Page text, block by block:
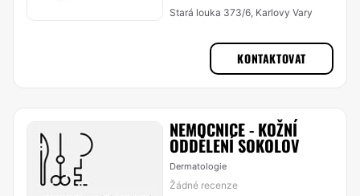
Stará louka 373/6, Karlovy Vary
KONTAKTOVAT
NEMOCNICE - KOŽNÍ
ODDĚLENÍ SOKOLOV
Dermatologie
Žádné recenze